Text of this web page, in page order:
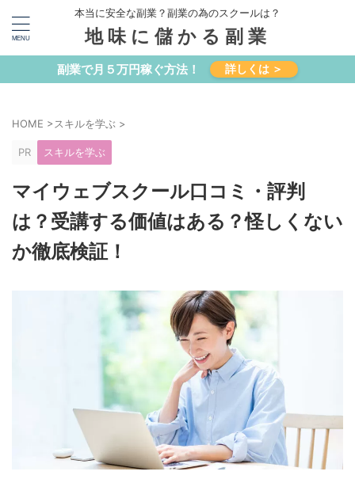
本当に安全な副業？副業の為のスクールは？
地味に儲かる副業
副業で月５万円稼ぐ方法！ 詳しくは ＞
HOME >スキルを学ぶ >
PR スキルを学ぶ
マイウェブスクール口コミ・評判
は？受講する価値はある？怪しくない
か徹底検証！